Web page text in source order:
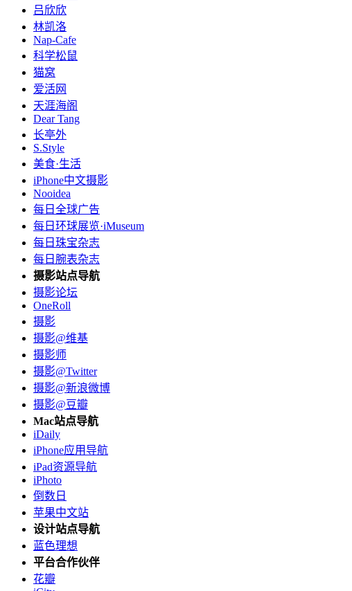
吕欣欣
林凯洛
Nap-Cafe
科学松鼠
猫窝
爱活网
天涯海阁
Dear Tang
长亭外
S.Style
美食·生活
iPhone中文摄影
Nooidea
每日全球广告
每日环球展览·iMuseum
每日珠宝杂志
每日腕表杂志
摄影站点导航
摄影论坛
OneRoll
摄影
摄影@维基
摄影师
摄影@Twitter
摄影@新浪微博
摄影@豆瓣
Mac站点导航
iDaily
iPhone应用导航
iPad资源导航
iPhoto
倒数日
苹果中文站
设计站点导航
蓝色理想
平台合作伙伴
花瓣